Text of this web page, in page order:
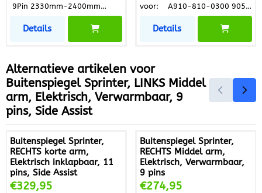
9Pin 2330mm-2400mm
Vervangdeel passend
voor: A910-810-8502 +
A002-811-5033 + A000-
+ A000-813-0436 Criteria:
• zwart • complete spiegel •
convex • voor elek.
spiegelverstelling •
verwarmbaar • lange
spiegelarm • met knipperlicht
Aantal polen : 28 • Aantal
gebruikte contacten : 9
Details
voor: A910-810-0300 9051
Criteria: • zwart • complete
spiegel • convex • voor
manuele spiegelverstelling •
Details
Alternatieve artikelen voor
Buitenspiegel Sprinter, LINKS Middel
arm, Elektrisch, Verwarmbaar, 9
pins, Side Assist
Buitenspiegel Sprinter,
RECHTS korte arm,
Elektrisch inklapbaar, 11
pins, Side Assist
Prijs: 329,95
€329,95
Buitenspiegel Sprinter,
RECHTS Middel arm,
Elektrisch, Verwarmbaar,
9 pins
Prijs: 274,95
€274,95